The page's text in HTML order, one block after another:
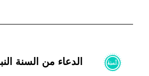
الدعاء من السنة